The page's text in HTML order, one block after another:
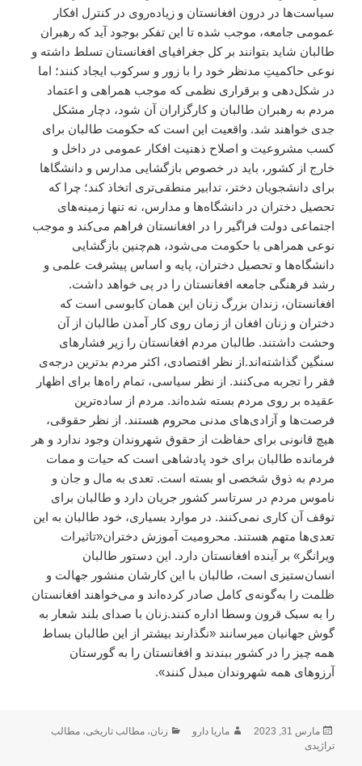
سیاست‌ها در درون افغانستان و زیاده‌روی در کنترل افکار
عمومی جامعه، موجب شده تا این تفکر بوجود آید که رهبران
طالبان شاید بتوانند بر کل جغرافیای افغانستان تسلط داشته و
نوعی حاکمیتِ مدنظر خود را با زور و سرکوب ایجاد کنند؛ اما
در شکل‌دهی و برقراری نظمی که موجب همراهی و اعتماد
مردم به رهبران طالبان و کارگزاران آن شود، دچار مشکل
جدی خواهند شد. واقعیت این است که حکومت طالبان برای
کسب مشروعیت و اصلاح ذهنیت افکار عمومی در داخل و
خارج از کشور، باید در خصوص بازگشایی مدارس و دانشگا‌‌ها
برای دانشجویان دختر، تدابیر منطقی‌تری اتخاذ کند؛ چرا که
تحصیل دختران در دانشگاه‌ها و مدارس، نه تنها زمینه‌های
اجتماعی دولت فراگیر را در افغانستان فراهم می‌کند و موجب
نوعی همراهی با حکومت می‌شود، هم‌چنین بازگشایی
دانشگاه‌ها و تحصیل دختران، پایه و اساس پیشرفت علمی و
رشد فرهنگی جامعه افغانستان را در پی خواهد داشت.
افغانستان، زندان بزرگ زنان این همان کابوسی است که
دختران و زنان افغان از زمان روی کار آمدن طالبان از آن
وحشت داشتند. طالبان مردم افغانستان را زیر فشارهای
سنگین گذاشته‌اند.از نظر اقتصادی، اکثر مردم بدترین درجه‌ی
فقر را تجربه می‌کنند. از نظر سیاسی، تمام راه‌ها برای اظهار
عقیده‌ بر روی مردم بسته شده‌اند. مردم از ساده‌ترین
فرصت‌ها و آزادی‌های مدنی محروم هستند. از نظر حقوقی،
هیچ قانونی برای حفاظت از حقوق شهروندان وجود ندارد و هر
فرمانده طالبان برای خود پادشاهی است که حیات و ممات
مردم به ذوق شخصی او بسته است. تعدی به مال و جان و
ناموس مردم در سرتاسر کشور جریان دارد و طالبان برای
توقف آن کاری نمی‌کنند. در موارد بسیاری، خود طالبان به این
تعدی‌ها متهم هستند. محرومیت آموزش دختران«تاثیرات
ویرانگر» بر آینده افغانستان دارد. این دستور طالبان
انسان‌ستیزی است، طالبان با این کار‌شان منشور جهالت و
ظلمت را به‌گونه‌ی کامل صادر کرده‌اند و می‌خواهند افغانستان
را به سبک قرون وسطا اداره کنند.زنان با صدای بلند شعار به
گوش جهانیان میرسانند «نگذارند بیشتر از این طالبان بساط
همه چیز را در کشور ببندند و افغانستان را به گورستان
آرزوهای همه شهروندان مبدل کنند».
ارسال
شده
مارس 31, 2023 نویسنده
ماریا دارو دسته‌ها
زنان،مطالب تاریخی،مطالب
تراژیدی